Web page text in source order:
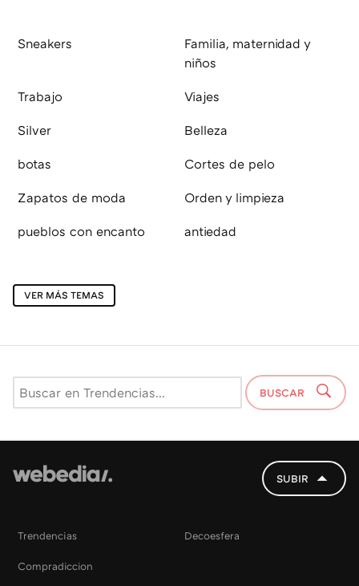
Sneakers
Familia, maternidad y
niños
Trabajo Viajes
Silver Belleza
botas Cortes de pelo
Zapatos de moda Orden y limpieza
pueblos con encanto antiedad
VER MÁS TEMAS
BUSCAR
SUBIR
Trendencias Decoesfera
Compradiccion